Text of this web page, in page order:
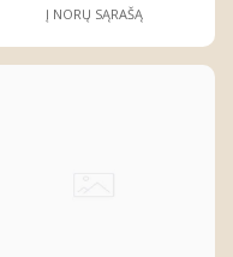
Į NORŲ SĄRAŠĄ